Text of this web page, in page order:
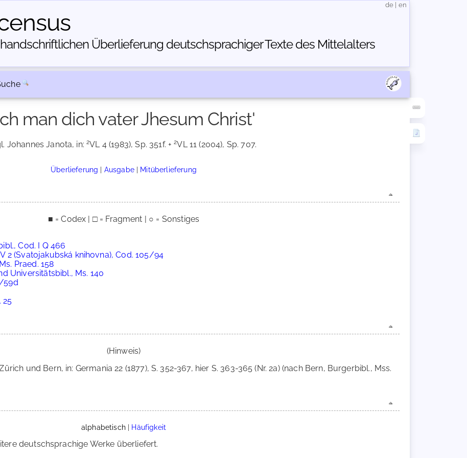
Über­lieferung deutschsprachiger Texte des Mittelalters
de en
man dich vater Jhesum Christ'
Johannes Janota, in:2VL 4 (1983), Sp. 351f. +2VL 11 (2004), Sp. 707.
Überlieferung | Ausgabe| Mitüberlieferung
■ = Codex | □ = Fragment | ○ = Sonstiges
Cod. I Q 466
2 (Svatojakubská knihovna), Cod. 105/94
Praed. 158
Universitätsbibl., Ms. 140
59d
25
(Hinweis)
und Bern, in: Germania 22 (1877), S. 352-367, hier S. 363-365 (Nr. 2a) (nach Bern, Burgerbibl., Mss.
alphabetisch| Häufigkeit
deutschsprachige Werke überliefert.